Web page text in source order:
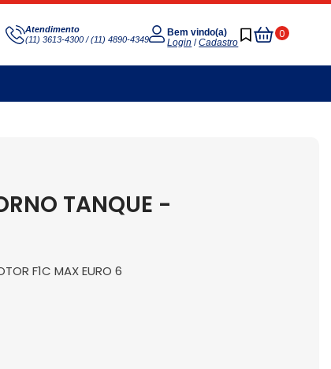
Atendimento
(11) 3613-4300 / (11) 4890-4349
Bem vindo(a)
Login /Cadastro
0
Meu
Carrinho
TANQUE -
F1C MAX EURO 6